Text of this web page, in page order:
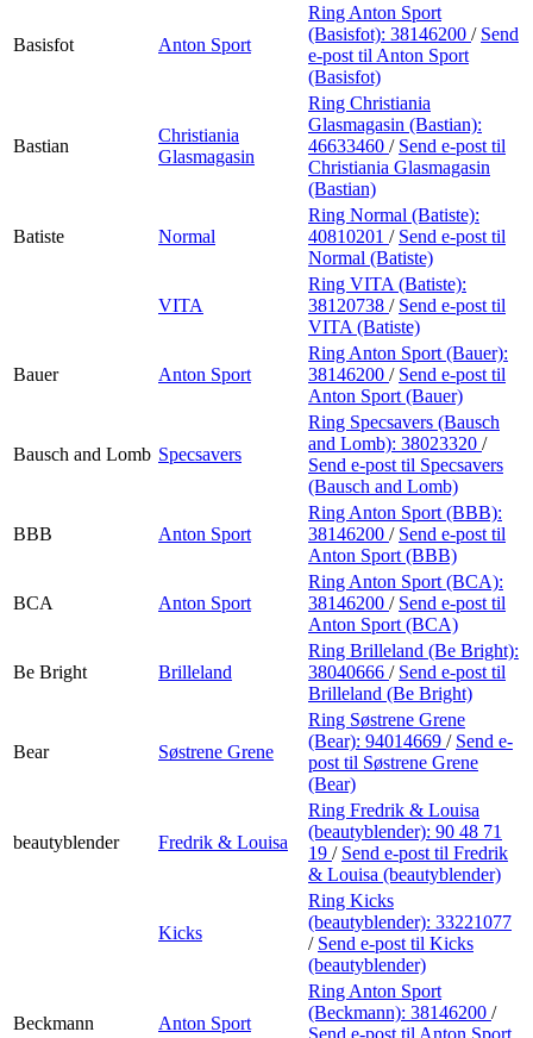
Basisfot Anton Sport
Ring Anton Sport
(Basisfot): 38146200 / Send
e-post til Anton Sport
(Basisfot)
Bastian
Christiania
Glasmagasin
Ring Christiania
Glasmagasin (Bastian):
46633460 / Send e-post til
Christiania Glasmagasin
(Bastian)
Batiste Normal
Ring Normal (Batiste):
40810201 / Send e-post til
Normal (Batiste)
VITA
Ring VITA (Batiste):
38120738 / Send e-post til
VITA (Batiste)
Bauer Anton Sport
Ring Anton Sport (Bauer):
38146200 / Send e-post til
Anton Sport (Bauer)
Bausch and Lomb Specsavers
Ring Specsavers (Bausch
and Lomb): 38023320 /
Send e-post til Specsavers
(Bausch and Lomb)
BBB Anton Sport
Ring Anton Sport (BBB):
38146200 / Send e-post til
Anton Sport (BBB)
BCA Anton Sport
Ring Anton Sport (BCA):
38146200 / Send e-post til
Anton Sport (BCA)
Be Bright Brilleland
Ring Brilleland (Be Bright):
38040666 / Send e-post til
Brilleland (Be Bright)
Bear Søstrene Grene
Ring Søstrene Grene
(Bear): 94014669 / Send e-
post til Søstrene Grene
(Bear)
beautyblender Fredrik & Louisa
Ring Fredrik & Louisa
(beautyblender): 90 48 71
19 / Send e-post til Fredrik
& Louisa (beautyblender)
Kicks
Ring Kicks
(beautyblender): 33221077
/ Send e-post til Kicks
(beautyblender)
Beckmann Anton Sport
Ring Anton Sport
(Beckmann): 38146200 /
Send e-post til Anton Sport